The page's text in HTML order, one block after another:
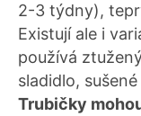
2-3 týdny),
Existují ale i
používá
sladidlo,
Trubičky